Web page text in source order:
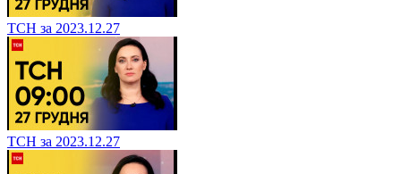
ТСН за 2023.12.27
ТСН за 2023.12.27